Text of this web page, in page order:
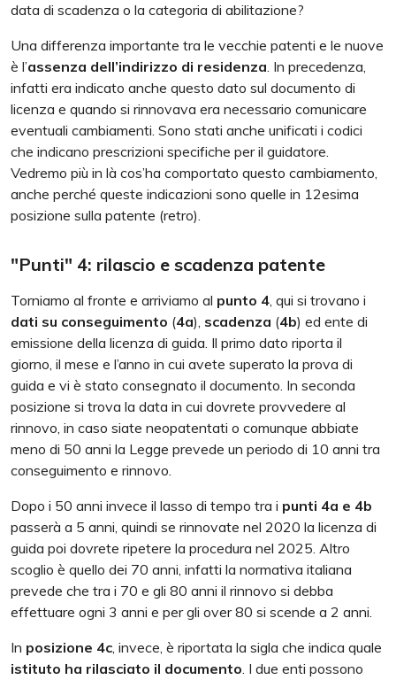
data di scadenza o la categoria di abilitazione?
Una differenza importante tra le vecchie patenti e le nuove
è l’assenza dell’indirizzo di residenza. In precedenza,
infatti era indicato anche questo dato sul documento di
licenza e quando si rinnovava era necessario comunicare
eventuali cambiamenti. Sono stati anche unificati i codici
che indicano prescrizioni specifiche per il guidatore.
Vedremo più in là cos’ha comportato questo cambiamento,
anche perché queste indicazioni sono quelle in 12esima
posizione sulla patente (retro).
"Punti" 4: rilascio e scadenza patente
Torniamo al fronte e arriviamo al punto 4, qui si trovano i
dati su conseguimento (4a), scadenza (4b) ed ente di
emissione della licenza di guida. Il primo dato riporta il
giorno, il mese e l’anno in cui avete superato la prova di
guida e vi è stato consegnato il documento. In seconda
posizione si trova la data in cui dovrete provvedere al
rinnovo, in caso siate neopatentati o comunque abbiate
meno di 50 anni la Legge prevede un periodo di 10 anni tra
conseguimento e rinnovo.
Dopo i 50 anni invece il lasso di tempo tra i punti 4a e 4b
passerà a 5 anni, quindi se rinnovate nel 2020 la licenza di
guida poi dovrete ripetere la procedura nel 2025. Altro
scoglio è quello dei 70 anni, infatti la normativa italiana
prevede che tra i 70 e gli 80 anni il rinnovo si debba
effettuare ogni 3 anni e per gli over 80 si scende a 2 anni.
In posizione 4c, invece, è riportata la sigla che indica quale
istituto ha rilasciato il documento. I due enti possono